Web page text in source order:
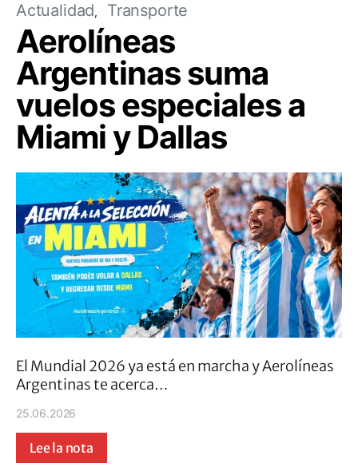
Actualidad Transporte
Aerolíneas
Argentinas suma
vuelos especiales a
Miami y Dallas
El Mundial 2026 ya está en marcha y Aerolíneas
Argentinas te acerca…
25.06.2026
Lee la nota